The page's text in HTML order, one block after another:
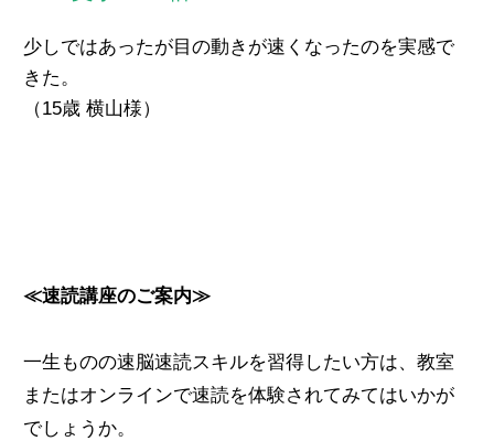
少しではあったが目の動きが速くなったのを実感で
きた。
（15歳 横山様）
≪速読講座のご案内≫
一生ものの速脳速読スキルを習得したい方は、教室
またはオンラインで速読を体験されてみてはいかが
でしょうか。